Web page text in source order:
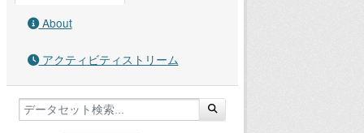
About
アクティビティストリーム